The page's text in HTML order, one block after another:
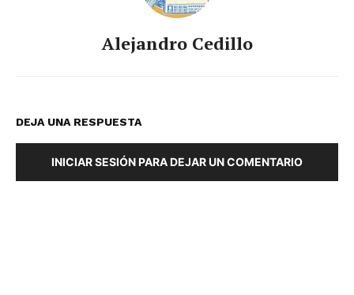
Alejandro Cedillo
DEJA UNA RESPUESTA
INICIAR SESIÓN PARA DEJAR UN COMENTARIO